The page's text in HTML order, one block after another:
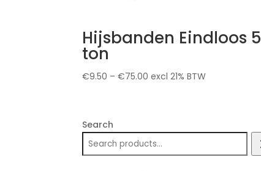
Hijsbanden Eindloos 5
ton
€9.50 –€75.00 excl 21% BTW
Search